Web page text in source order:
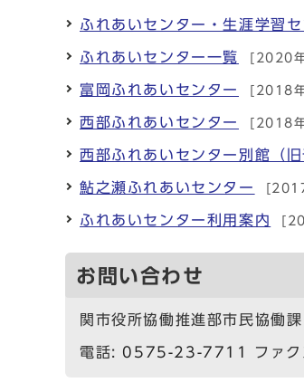
ふれあいセンター・生涯学習
ふれあいセンター一覧 [2020
富岡ふれあいセンター [2018
西部ふれあいセンター [2018
西部ふれあいセンター別館（
鮎之瀬ふれあいセンター
ふれあいセンター利用案内
お問い合わせ
関市役所協働推進部市民協働
電話: 0575-23-7711 ファ